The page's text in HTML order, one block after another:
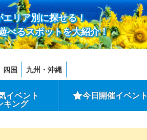
リア別に探せる！
べるスポットを大紹介！
四国 九州・沖縄
イベント
キング
今日開催イベント